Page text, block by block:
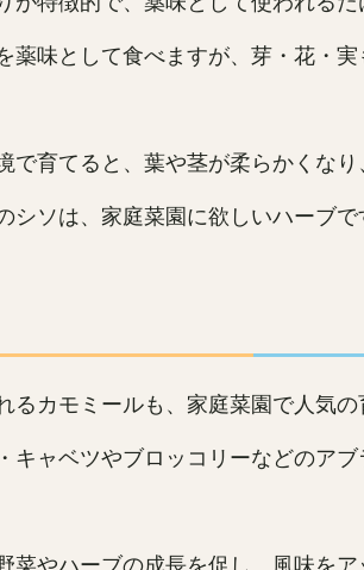
薬味として食べますが、芽・花・
で育てると、葉や茎が柔らかくなり
シソは、家庭菜園に欲しいハーブで
るカモミールも、家庭菜園で人気の
キャベツやブロッコリーなどのア
菜やハーブの成長を促し、風味を